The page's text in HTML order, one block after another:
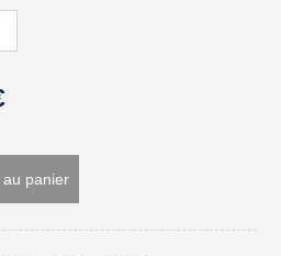
au panier